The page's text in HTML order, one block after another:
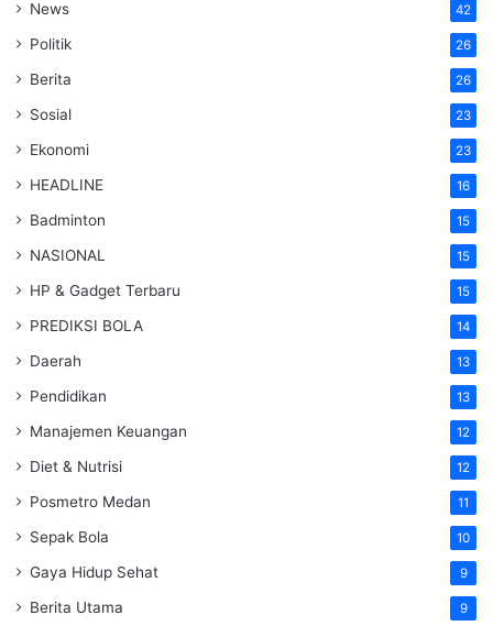
News 42
Politik 26
Berita 26
Sosial 23
Ekonomi 23
HEADLINE 16
Badminton 15
NASIONAL 15
HP & Gadget Terbaru 15
PREDIKSI BOLA 14
Daerah 13
Pendidikan 13
Manajemen Keuangan 12
Diet & Nutrisi 12
Posmetro Medan 11
Sepak Bola 10
Gaya Hidup Sehat 9
Berita Utama 9